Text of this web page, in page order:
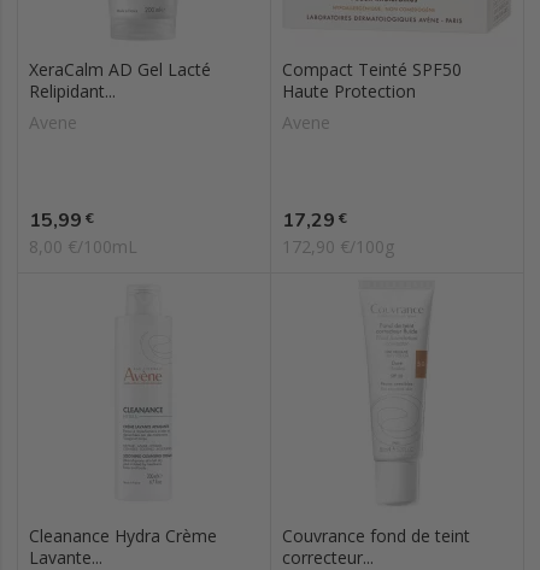
XeraCalm AD Gel Lacté
Relipidant...
Avene
Prix
15,99 €
8,00 €/100mL
Compact Teinté SPF50
Haute Protection
Avene
Prix
17,29 €
172,90 €/100g
Cleanance Hydra Crème
Lavante...
Couvrance fond de teint
correcteur...